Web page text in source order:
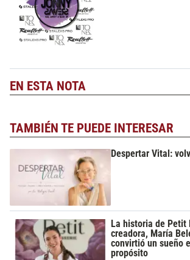
EN ESTA NOTA
TAMBIÉN TE PUEDE INTERESAR
Despertar Vital:
La historia de Petit
creadora, María
convirtió un sueño
propósito